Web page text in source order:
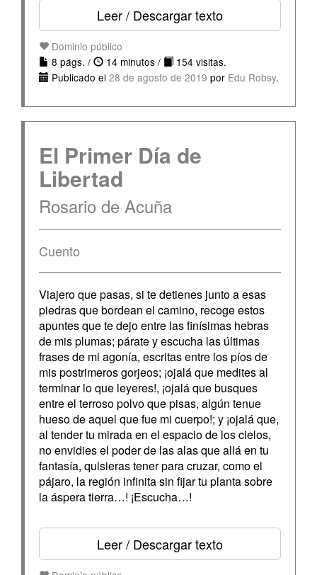
Leer / Descargar texto
Dominio público
8 págs. /
14 minutos /
154 visitas.
Publicado el 28 de agosto de 2019 por Edu Robsy.
El Primer Día de
Libertad
Rosario de Acuña
Cuento
Viajero que pasas, si te detienes junto a esas
piedras que bordean el camino, recoge estos
apuntes que te dejo entre las finísimas hebras
de mis plumas; párate y escucha las últimas
frases de mi agonía, escritas entre los píos de
mis postrimeros gorjeos; ¡ojalá que medites al
terminar lo que leyeres!, ¡ojalá que busques
entre el terroso polvo que pisas, algún tenue
hueso de aquel que fue mi cuerpo!; y ¡ojalá que,
al tender tu mirada en el espacio de los cielos,
no envidies el poder de las alas que allá en tu
fantasía, quisieras tener para cruzar, como el
pájaro, la región infinita sin fijar tu planta sobre
la áspera tierra…! ¡Escucha…!
Leer / Descargar texto